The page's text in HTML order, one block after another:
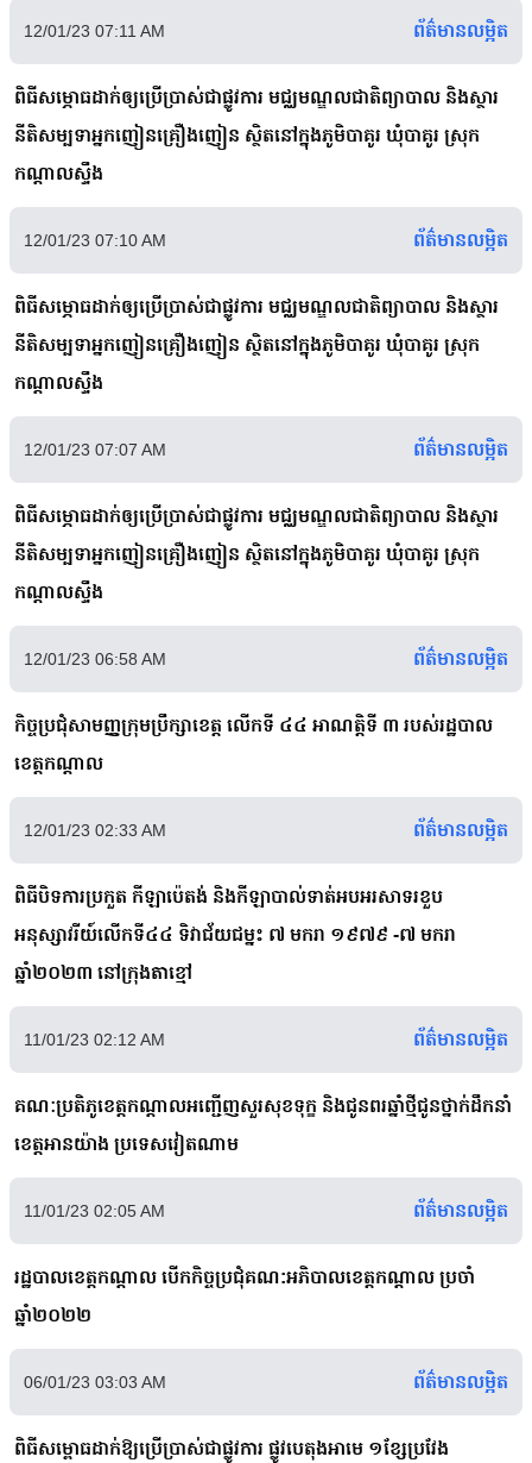
12/01/23 07:11 AM ព័ត៌មានលម្អិត
ពិធីសម្ភោធដាក់ឲ្យប្រើប្រាស់ជាផ្លូវការ មជ្ឈមណ្ឌលជាតិព្យាបាល និងស្ថារ
នីតិសម្បទាអ្នកញៀនគ្រឿងញៀន ស្ថិតនៅក្នុងភូមិបាគូរ ឃុំបាគូរ ស្រុក
កណ្ដាលស្ទឹង
12/01/23 07:10 AM ព័ត៌មានលម្អិត
ពិធីសម្ភោធដាក់ឲ្យប្រើប្រាស់ជាផ្លូវការ មជ្ឈមណ្ឌលជាតិព្យាបាល និងស្ថារ
នីតិសម្បទាអ្នកញៀនគ្រឿងញៀន ស្ថិតនៅក្នុងភូមិបាគូរ ឃុំបាគូរ ស្រុក
កណ្ដាលស្ទឹង
12/01/23 07:07 AM ព័ត៌មានលម្អិត
ពិធីសម្ភោធដាក់ឲ្យប្រើប្រាស់ជាផ្លូវការ មជ្ឈមណ្ឌលជាតិព្យាបាល និងស្ថារ
នីតិសម្បទាអ្នកញៀនគ្រឿងញៀន ស្ថិតនៅក្នុងភូមិបាគូរ ឃុំបាគូរ ស្រុក
កណ្ដាលស្ទឹង
12/01/23 06:58 AM ព័ត៌មានលម្អិត
កិច្ចប្រជុំសាមញ្ញក្រុមប្រឹក្សាខេត្ត លើកទី ៤៤ អាណត្តិទី ៣ របស់រដ្ឋបាល
ខេត្តកណ្ដាល
12/01/23 02:33 AM ព័ត៌មានលម្អិត
ពិធីបិទការប្រកួត កីឡាប៉េតង់ និងកីឡាបាល់ទាត់អបអរសាទរខួប
អនុស្សាវរីយ៍លើកទី៤៤ ទិវាជ័យជម្នះ ៧ មករា ១៩៧៩ -៧ មករា
ឆ្នាំ២០២៣ នៅក្រុងតាខ្មៅ
11/01/23 02:12 AM ព័ត៌មានលម្អិត
គណៈប្រតិភូខេត្តកណ្ដាលអញ្ជើញសួរសុខទុក្ខ និងជូនពរឆ្នាំថ្មីជូនថ្នាក់ដឹកនាំ
ខេត្តអានយ៉ាង ប្រទេសវៀតណាម
11/01/23 02:05 AM ព័ត៌មានលម្អិត
រដ្ឋបាលខេត្តកណ្តាល បើកកិច្ចប្រជុំគណ:អភិបាលខេត្តកណ្តាល ប្រចាំ
ឆ្នាំ២០២២
06/01/23 03:03 AM ព័ត៌មានលម្អិត
ពិធីសម្ពោធដាក់ឱ្យប្រើប្រាស់ជាផ្លូវការ ផ្លូវបេតុងអាមេ ១ខ្សែប្រវែង